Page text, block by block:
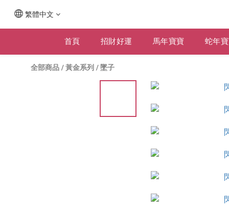
繁體中文
首頁 招財好運 馬年寶寶 蛇年
全部商品 /黃金系列 / 墜子